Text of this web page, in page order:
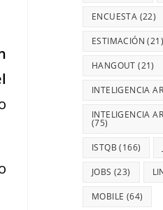
ENCUESTA (22)
ESTIMACIÓN (21)
HANGOUT (21)
INTELIGENCIA
INTELIGENCIA
(75)
ISTQB (166)
JOBS (23)
MOBILE (64)